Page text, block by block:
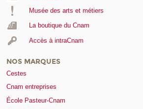
Musée des arts et métiers
La boutique du Cnam
Accès à intraCnam
NOS MARQUES
Cestes
Cnam entreprises
École Pasteur-Cnam